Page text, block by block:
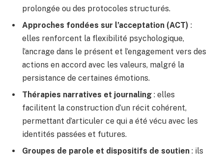
prolongée ou des protocoles structurés.
Approches fondées sur l’acceptation (ACT) :
elles renforcent la flexibilité psychologique,
l’ancrage dans le présent et l’engagement vers des
actions en accord avec les valeurs, malgré la
persistance de certaines émotions.
Thérapies narratives et journaling : elles
facilitent la construction d’un récit cohérent,
permettant d’articuler ce qui a été vécu avec les
identités passées et futures.
Groupes de parole et dispositifs de soutien : ils